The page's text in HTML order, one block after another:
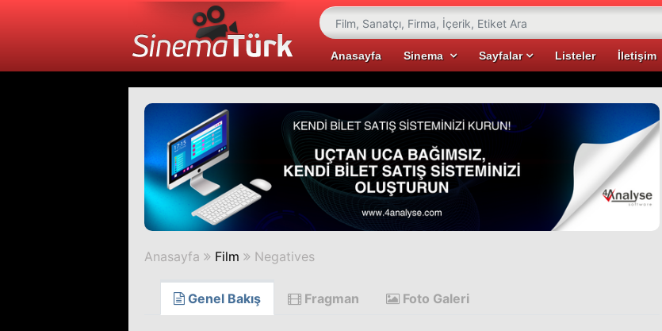
Anasayfa Sinema Sayfalar Listeler İletişim
Anasayfa Film Negatives
Genel Bakış Fragman Foto Galeri